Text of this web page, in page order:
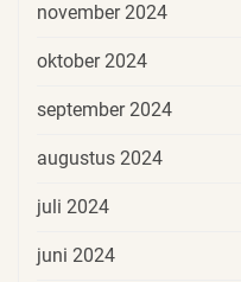
november 2024
oktober 2024
september 2024
augustus 2024
juli 2024
juni 2024